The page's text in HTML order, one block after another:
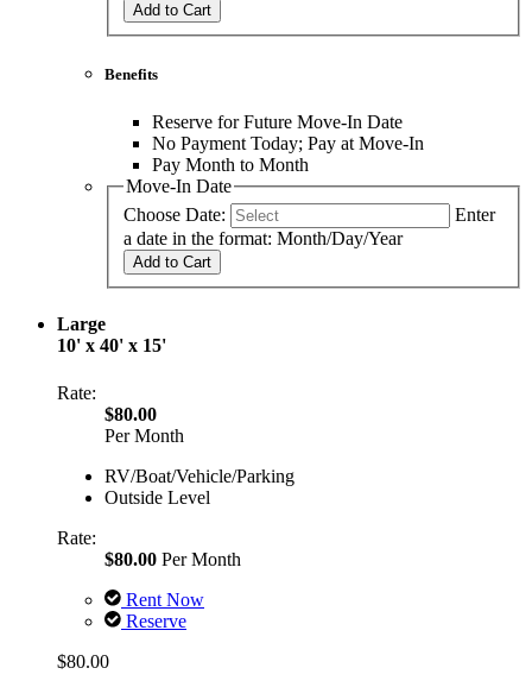
Add to Cart
Benefits
Reserve for Future Move-In Date
No Payment Today; Pay at Move-In
Pay Month to Month
Move-In Date
Choose Date:
Enter
a date in the format: Month/Day/Year
Add to Cart
Large
10' x 40' x 15'
Rate:
$80.00
Per Month
RV/Boat/Vehicle/Parking
Outside Level
Rate:
$80.00 Per Month
Rent Now
Reserve
$80.00